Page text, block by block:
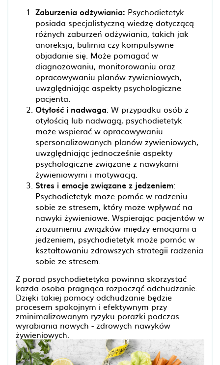
Zaburzenia odżywiania: Psychodietetyk
posiada specjalistyczną wiedzę dotyczącą
różnych zaburzeń odżywiania, takich jak
anoreksja, bulimia czy kompulsywne
objadanie się. Może pomagać w
diagnozowaniu, monitorowaniu oraz
opracowywaniu planów żywieniowych,
uwzględniając aspekty psychologiczne
pacjenta.
Otyłość i nadwaga: W przypadku osób z
otyłością lub nadwagą, psychodietetyk
może wspierać w opracowywaniu
spersonalizowanych planów żywieniowych,
uwzględniając jednocześnie aspekty
psychologiczne związane z nawykami
żywieniowymi i motywacją.
Stres i emocje związane z jedzeniem:
Psychodietetyk może pomóc w radzeniu
sobie ze stresem, który może wpływać na
nawyki żywieniowe. Wspierając pacjentów w
zrozumieniu związków między emocjami a
jedzeniem, psychodietetyk może pomóc w
kształtowaniu zdrowszych strategii radzenia
sobie ze stresem.
Z porad psychodietetyka powinna skorzystać
każda osoba pragnąca rozpocząć odchudzanie.
Dzięki takiej pomocy odchudzanie będzie
procesem spokojnym i efektywnym przy
zminimalizowanym ryzyku porażki podczas
wyrabiania nowych - zdrowych nawyków
żywieniowych.